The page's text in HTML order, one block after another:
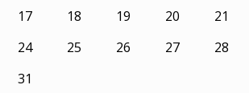
17
18 19 20 21
24
25 26 27 28
31